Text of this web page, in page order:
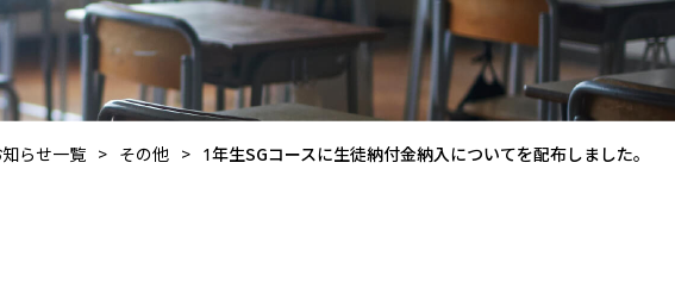
知らせ一覧 > その他 > 1年生SGコースに生徒納付金納入についてを配布しました。